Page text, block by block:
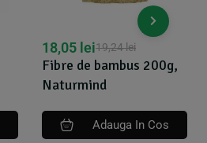
Fibre de bambus 200g,
Naturmind
19,24lei
18,05 lei
Adauga In Cos